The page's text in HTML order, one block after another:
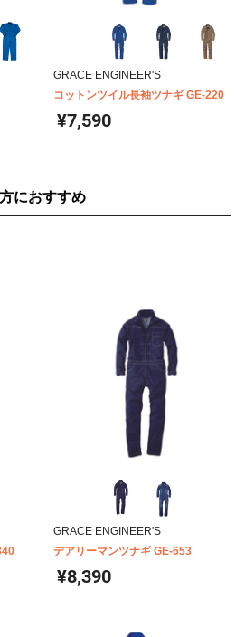
GRACE ENGINEER'S
コットンツイル長袖ツナギ GE-220
¥7,590
におすすめ
GRACE ENGINEER'S
デアリーマンツナギ GE-653
¥8,390